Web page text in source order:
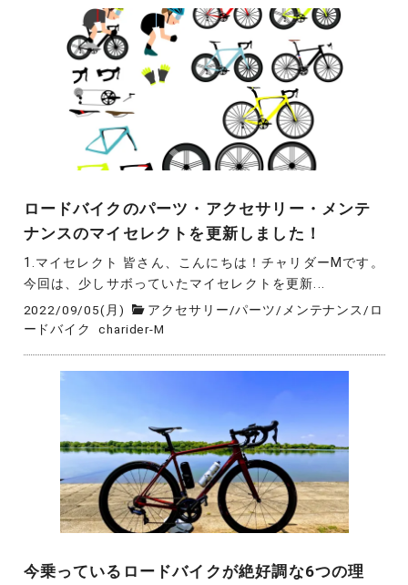
ロードバイクのパーツ・アクセサリー・メンテ
ナンスのマイセレクトを更新しました！
1.マイセレクト 皆さん、こんにちは！チャリダーMです。
今回は、少しサボっていたマイセレクトを更新...
2022/09/05(月) アクセサリー/パーツ/ メンテナンス / ロ
ードバイク
charider-M
今乗っているロードバイクが絶好調な6つの理